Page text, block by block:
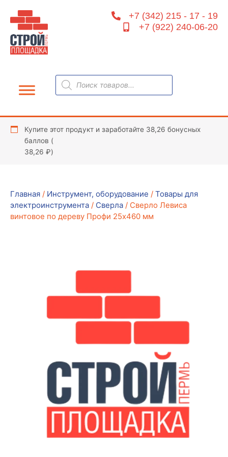
содержимому
+7 (342) 215 - 17 - 19
+7 (922) 240-06-20
Поиск
товаров
Купите этот продукт и заработайте 38,26 бонусных
баллов (
38,26 ₽)
Главная / Инструмент, оборудование / Товары для
электроинструмента / Сверла / Сверло Левиса
винтовое по дереву Профи 25х460 мм